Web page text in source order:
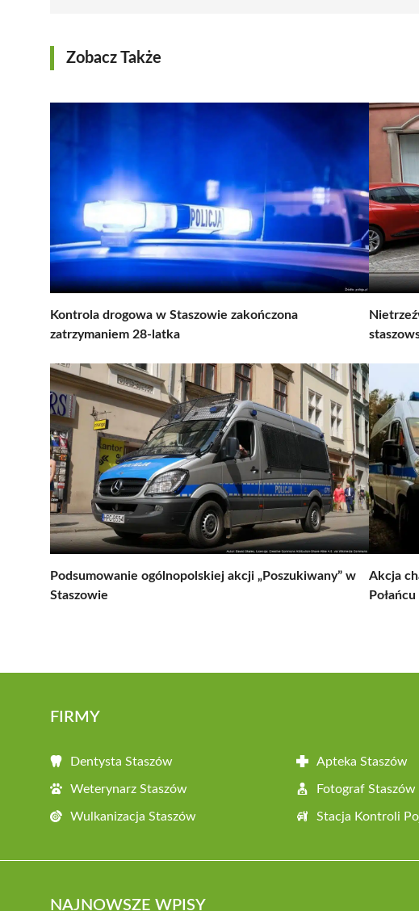
Zobacz Także
Kontrola drogowa w Staszowie zakończona
zatrzymaniem 28-latka
Podsumowanie ogólnopolskiej akcji „Poszukiwany” w
Staszowie
Akcja
Połańcu
FIRMY
Dentysta Staszów Apteka Staszów
Weterynarz Staszów Fotograf Staszów
Wulkanizacja Staszów Stacja Kontroli
NAJNOWSZE WPISY